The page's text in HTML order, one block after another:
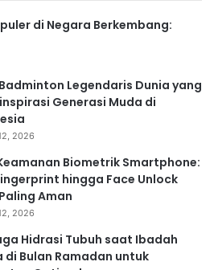
di Negara Berkembang:
Legendaris Dunia yang
Generasi Muda di
2026
Biometrik Smartphone:
hingga Face Unlock
Aman
2026
Hidrasi Tubuh saat Ibadah
di Bulan Ramadan untuk